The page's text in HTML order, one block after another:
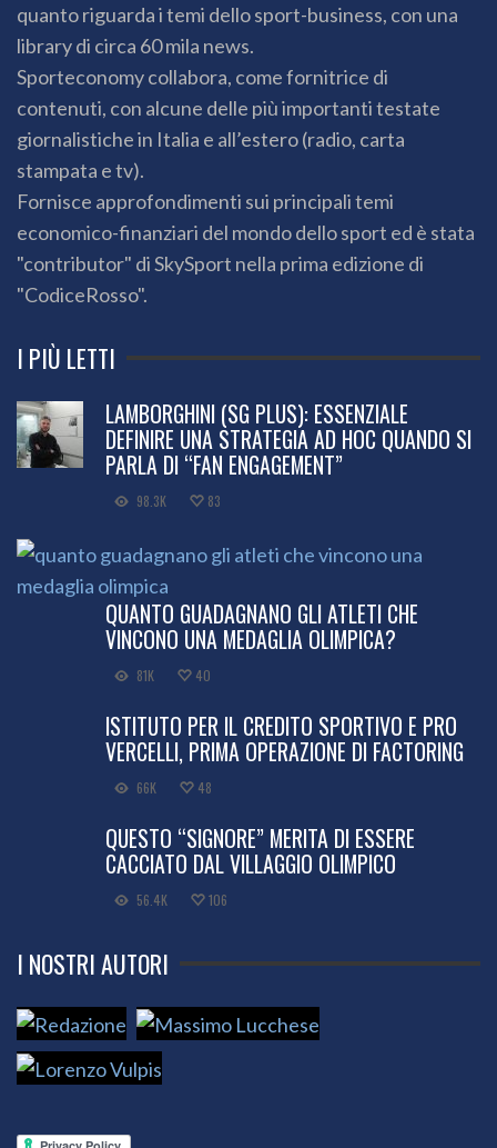
quanto riguarda i temi dello sport-business, con una
library di circa 60 mila news.
Sporteconomy collabora, come fornitrice di
contenuti, con alcune delle più importanti testate
giornalistiche in Italia e all’estero (radio, carta
stampata e tv).
Fornisce approfondimenti sui principali temi
economico-finanziari del mondo dello sport ed è stata
"contributor" di SkySport nella prima edizione di
"CodiceRosso".
I PIÙ LETTI
LAMBORGHINI (SG PLUS): ESSENZIALE
DEFINIRE UNA STRATEGIA AD HOC QUANDO SI
PARLA DI “FAN ENGAGEMENT”
98.3K 83
QUANTO GUADAGNANO GLI ATLETI CHE
VINCONO UNA MEDAGLIA OLIMPICA?
81K 40
ISTITUTO PER IL CREDITO SPORTIVO E PRO
VERCELLI, PRIMA OPERAZIONE DI FACTORING
66K 48
QUESTO “SIGNORE” MERITA DI ESSERE
CACCIATO DAL VILLAGGIO OLIMPICO
56.4K 106
I NOSTRI AUTORI